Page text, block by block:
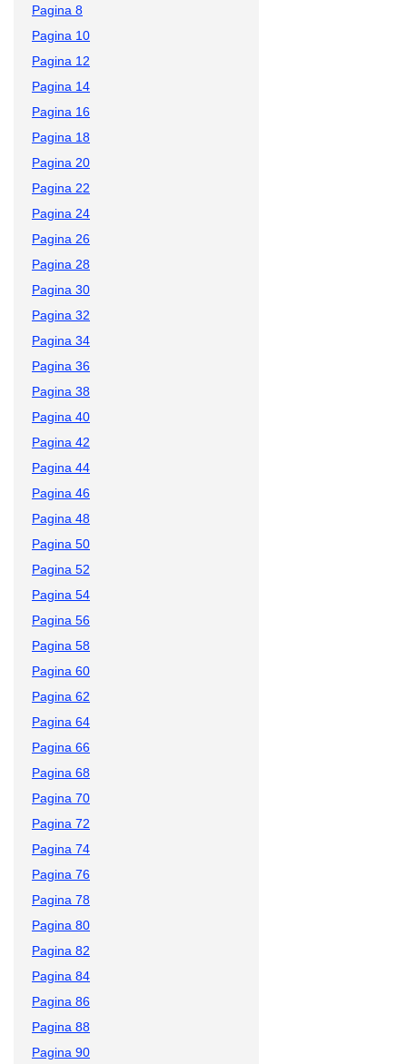
Pagina 8
Pagina 10
Pagina 12
Pagina 14
Pagina 16
Pagina 18
Pagina 20
Pagina 22
Pagina 24
Pagina 26
Pagina 28
Pagina 30
Pagina 32
Pagina 34
Pagina 36
Pagina 38
Pagina 40
Pagina 42
Pagina 44
Pagina 46
Pagina 48
Pagina 50
Pagina 52
Pagina 54
Pagina 56
Pagina 58
Pagina 60
Pagina 62
Pagina 64
Pagina 66
Pagina 68
Pagina 70
Pagina 72
Pagina 74
Pagina 76
Pagina 78
Pagina 80
Pagina 82
Pagina 84
Pagina 86
Pagina 88
Pagina 90